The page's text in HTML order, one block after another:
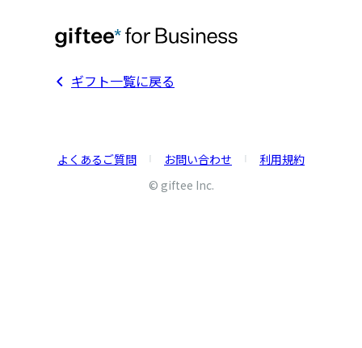
ギフト一覧に戻る
よくあるご質問 お問い合わせ
利用規約
© giftee Inc.